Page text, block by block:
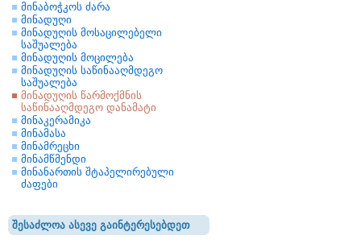
მინაბოჭკოს ძარა
მინადუღი
მინადუღის მოსაცილებელი
საშუალება
მინადუღის მოცილება
მინადუღის საწინააღმდეგო
საშუალება
მინადუღის წარმოქმნის
საწინააღმდეგო დანამატი
მინაკერამიკა
მინამასა
მინამრეცხი
მინამწმენდი
მინანართის შტაპელირებული
ძაფები
შესაძლოა ასევე გაინტერესებდეთ